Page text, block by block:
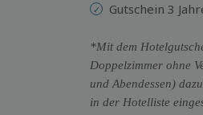
Gutschein 3
*Mit dem
Doppelzimmer ohne
und Abendessen)
in der Hotelliste